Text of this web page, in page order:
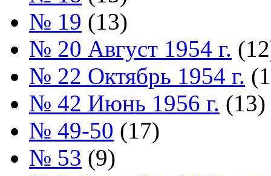
№ 19 (13)
№ 20 Август 1954 г.
№ 22 Октябрь 1954 г.
№ 42 Июнь 1956 г. (13)
№ 49-50 (17)
№ 53 (9)